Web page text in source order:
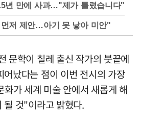
년 만에 사과…"제가 틀렸습니다"
저 제안…아기 못 낳아 미안"
문학이 칠레 출신 작가의 붓끝에
어났다는 점이 이번 전시의 가장
가 세계 미술 안에서 새롭게 해
될 것"이라고 밝혔다.